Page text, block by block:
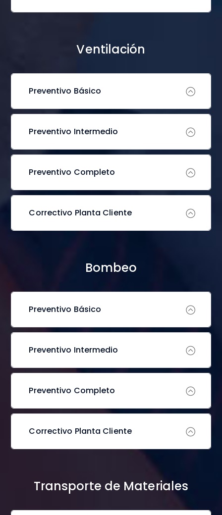
Ventilación
Preventivo Básico
Preventivo Intermedio
Preventivo Completo
Correctivo Planta Cliente
Bombeo
Preventivo Básico
Preventivo Intermedio
Preventivo Completo
Correctivo Planta Cliente
Transporte de Materiales